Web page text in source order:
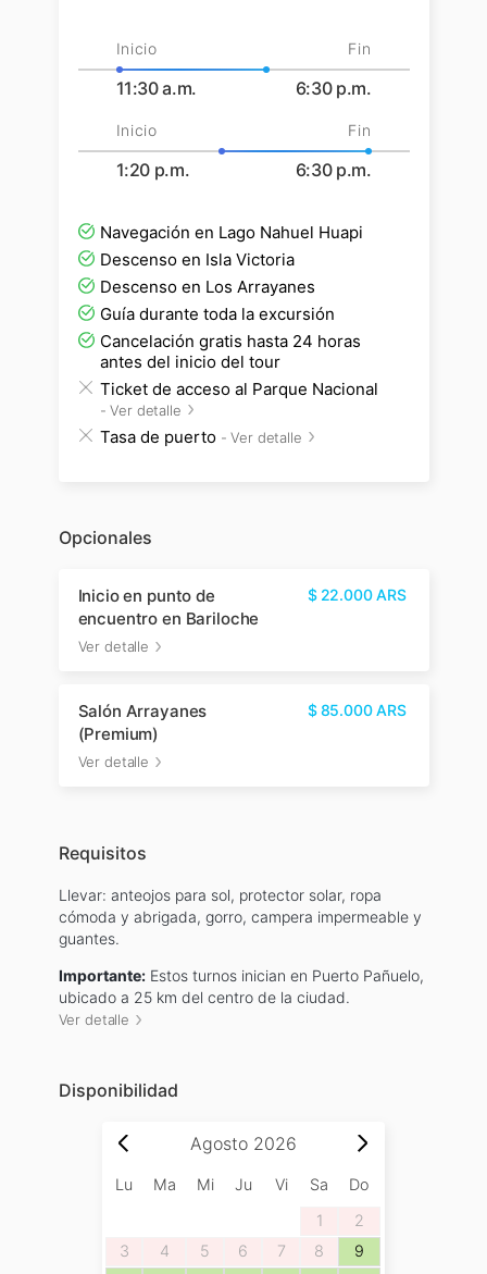
Inicio Fin
11:30 a.m. 6:30 p.m.
Inicio Fin
1:20 p.m. 6:30 p.m.
Navegación en Lago Nahuel Huapi
Descenso en Isla Victoria
Descenso en Los Arrayanes
Guía durante toda la excursión
Cancelación gratis hasta 24 horas
antes del inicio del tour
Ticket de acceso al Parque Nacional
-Ver detalle
Tasa de puerto -Ver detalle
Opcionales
Inicio en punto de
encuentro en Bariloche
Ver detalle
$ 22.000ARS
Salón Arrayanes
(Premium)
Ver detalle
$ 85.000ARS
Requisitos
Llevar: anteojos para sol, protector solar, ropa
cómoda y abrigada, gorro, campera impermeable y
guantes.
Importante:Estos turnos inician en Puerto Pañuelo,
ubicado a 25 km del centro de la ciudad.
Ver detalle
Disponibilidad
Agosto 2026
Lu Ma Mi Ju Vi Sa
Do
1
2
3
4 5 6 7 8
9